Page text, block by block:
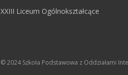
XXIII Liceum Ogólnokształcące
© 2024 Szkoła Podstawowa z Oddziałami